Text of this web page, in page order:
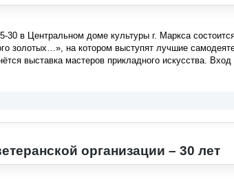
30 в Центральном доме культуры г. Маркса
золотых…», на котором выступят лучшие
выставка мастеров прикладного искусства. Вход
организации – 30 лет